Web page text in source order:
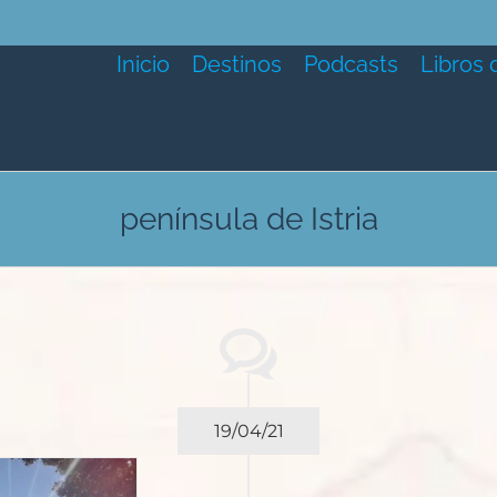
Inicio Destinos Podcasts Libros
península de Istria
19/04/21